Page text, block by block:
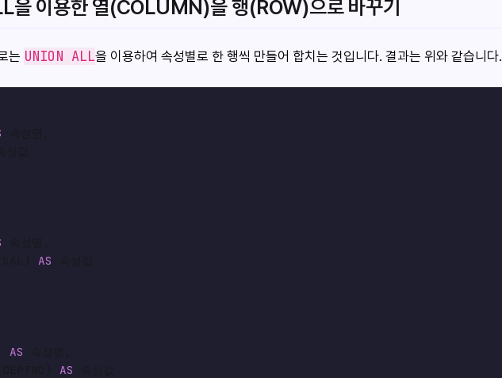
을 이용한 열(COLUMN)을 행(ROW)으로 바꾸기
는 UNION ALL을 이용하여 속성별로 한 행씩 만들어 합치는 것입니다. 결과는 위와 같습니다.
AS
AS
AS